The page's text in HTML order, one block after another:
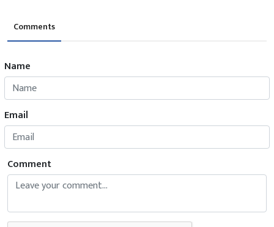
Comments
Name
Email
Comment